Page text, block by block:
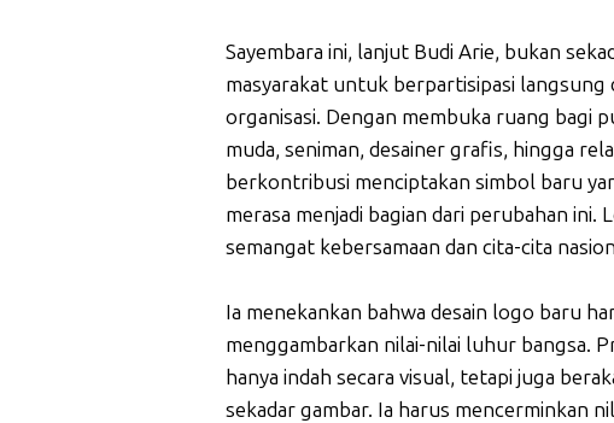
Sayembara ini, lanjut Budi Arie, bukan
masyarakat untuk berpartisipasi
organisasi. Dengan membuka ruang bagi
muda, seniman, desainer grafis, hingga
berkontribusi menciptakan simbol baru
merasa menjadi bagian dari perubahan
semangat kebersamaan dan cita-cita
Ia menekankan bahwa desain logo baru
menggambarkan nilai-nilai luhur bangsa.
hanya indah secara visual, tetapi juga
sekadar gambar. Ia harus mencerminkan